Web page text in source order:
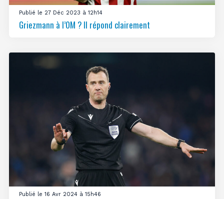
Publié le 27 Déc 2023 à 12h14
Griezmann à l’OM ? Il répond clairement
Publié le 16 Avr 2024 à 15h46